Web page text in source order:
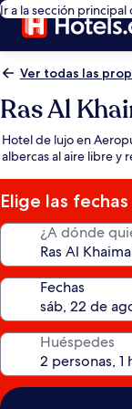
Ir a la sección principal
Ver todas las
Ras Al
Hotel de lujo en
albercas al aire libre y
Elige las
¿A dónde
Fechas
Huéspedes